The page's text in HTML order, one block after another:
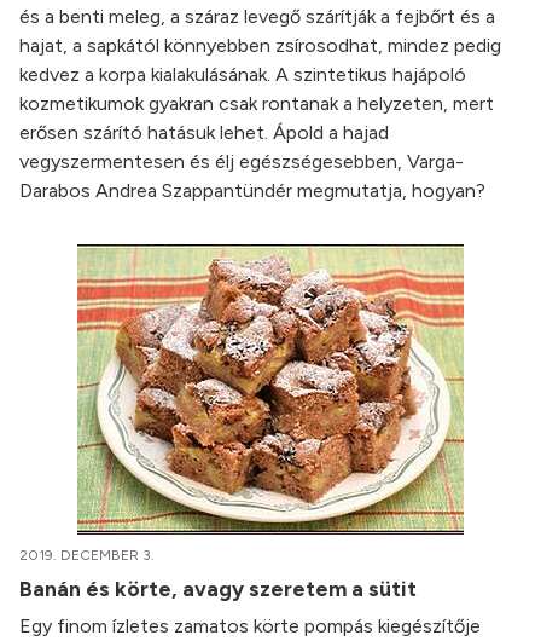
és a benti meleg, a száraz levegő szárítják a fejbőrt és a
hajat, a sapkától könnyebben zsírosodhat, mindez pedig
kedvez a korpa kialakulásának. A szintetikus hajápoló
kozmetikumok gyakran csak rontanak a helyzeten, mert
erősen szárító hatásuk lehet. Ápold a hajad
vegyszermentesen és élj egészségesebben, Varga-
Darabos Andrea Szappantündér megmutatja, hogyan?
2019. DECEMBER 3.
Banán és körte, avagy szeretem a sütit
Egy finom ízletes zamatos körte pompás kiegészítője